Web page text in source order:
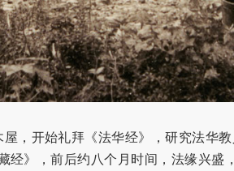
，开始礼拜《法华经》，研究法华
》，前后约八个月时间，法缘兴盛